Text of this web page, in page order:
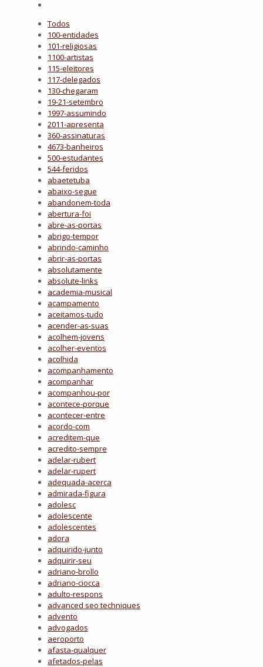
Todos
100-entidades
101-religiosas
1100-artistas
115-eleitores
117-delegados
130-chegaram
19-21-setembro
1997-assumindo
2011-apresenta
360-assinaturas
4673-banheiros
500-estudantes
544-feridos
abaetetuba
abaixo-segue
abandonem-toda
abertura-foi
abre-as-portas
abrigo-tempor
abrindo-caminho
abrir-as-portas
absolutamente
absolute-links
academia-musical
acampamento
aceitamos-tudo
acender-as-suas
acolhem-jovens
acolher-eventos
acolhida
acompanhamento
acompanhar
acompanhou-por
acontece-porque
acontecer-entre
acordo-com
acreditem-que
acredito-sempre
adelar-rubert
adelar-rupert
adequada-acerca
admirada-figura
adolesc
adolescente
adolescentes
adora
adquirido-junto
adquirir-seu
adriano-brollo
adriano-ciocca
adulto-respons
advanced seo techniques
advento
advogados
aeroporto
afasta-qualquer
afetados-pelas